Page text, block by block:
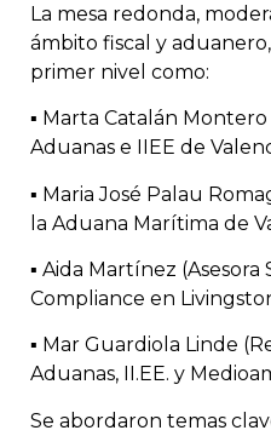
La mesa redonda,
ámbito fiscal y
primer nivel como:
▪️ Marta Catalán
Aduanas e IIEE de
▪️ Maria José Palau
la Aduana Marítima de
▪️ Aida Martínez (Asesora
Compliance en
▪️ Mar Guardiola Linde
Aduanas, II.EE. y
Se abordaron temas